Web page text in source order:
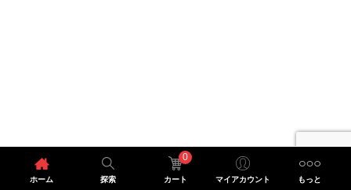
ホーム 探索
0
カート マイアカウント もっと